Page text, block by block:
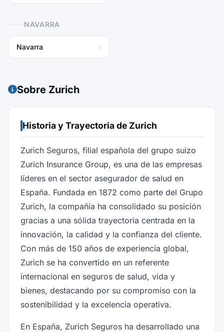
NAVARRA
Navarra
Sobre Zurich
Historia y Trayectoria de Zurich
Zurich Seguros, filial española del grupo suizo
Zurich Insurance Group, es una de las empresas
líderes en el sector asegurador de salud en
España. Fundada en 1872 como parte del Grupo
Zurich, la compañía ha consolidado su posición
gracias a una sólida trayectoria centrada en la
innovación, la calidad y la confianza del cliente.
Con más de 150 años de experiencia global,
Zurich se ha convertido en un referente
internacional en seguros de salud, vida y
bienes, destacando por su compromiso con la
sostenibilidad y la excelencia operativa.
En España, Zurich Seguros ha desarrollado una